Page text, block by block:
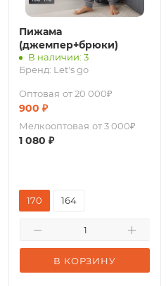
Пижама
(джемпер+брюки)
В наличии: 3
Бренд: Let's go
Оптовая от 20 000₽
900 ₽
Мелкооптовая от 3 000₽
1 080 ₽
В КОРЗИНУ
170 164